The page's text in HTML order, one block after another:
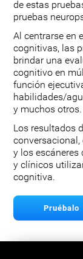
de estas
pruebas
Al centrarse en
cognitivas, las
brindar una
cognitivo en
función
habilidades/
y muchos otros.
Los resultados
y los escáneres
y clínicos
cognitiva.
Pruébalo